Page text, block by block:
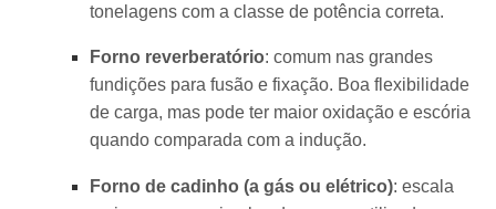
tonelagens com a classe de potência correta.
Forno reverberatório: comum nas grandes
fundições para fusão e fixação. Boa flexibilidade
de carga, mas pode ter maior oxidação e escória
quando comparada com a indução.
Forno de cadinho (a gás ou elétrico): escala